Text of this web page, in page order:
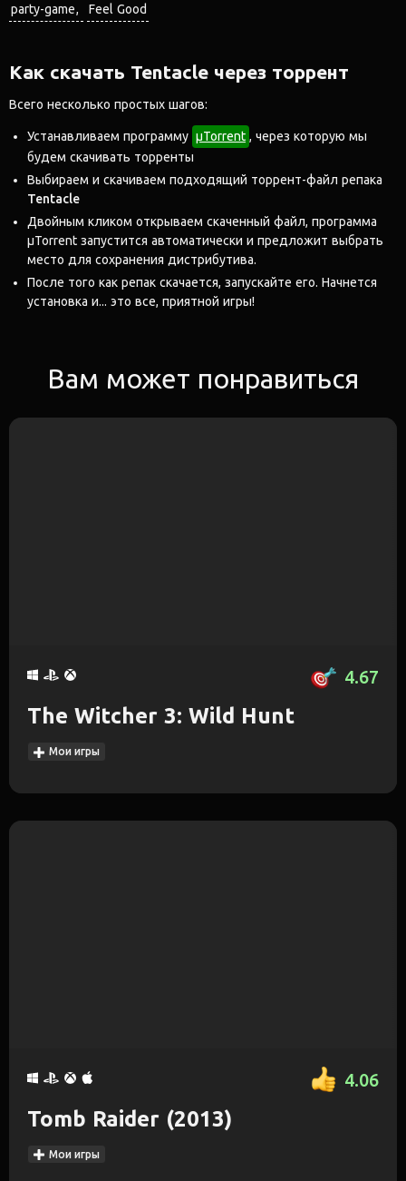
party-game
Feel Good
Как скачать Tentacle через торрент
Всего несколько простых шагов:
Устанавливаем программу μTorrent , через которую мы
будем скачивать торренты
Выбираем и скачиваем подходящий торрент-файл репака
Tentacle
Двойным кликом открываем скаченный файл, программа
μTorrent запустится автоматически и предложит выбрать
место для сохранения дистрибутива.
После того как репак скачается, запускайте его. Начнется
установка и... это все, приятной игры!
Вам может понравиться
4.67
The Witcher 3: Wild Hunt
Мои игры
4.06
Tomb Raider (2013)
Мои игры